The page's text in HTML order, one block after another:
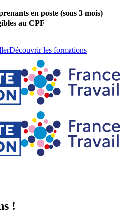
en poste (sous 3 mois)
au CPF
Découvrir les formations
!